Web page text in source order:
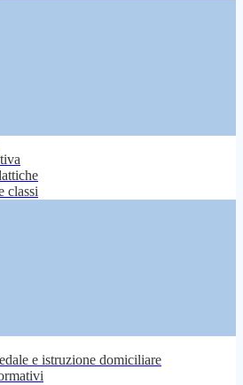
classi
e istruzione domiciliare